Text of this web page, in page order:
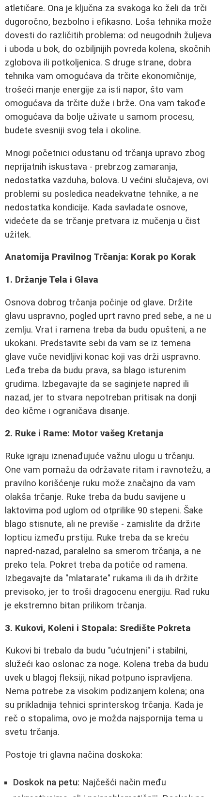
atletičare. Ona je ključna za svakoga ko želi da trči
dugoročno, bezbolno i efikasno. Loša tehnika može
dovesti do različitih problema: od neugodnih žuljeva
i uboda u bok, do ozbiljnijih povreda kolena, skočnih
zglobova ili potkoljenica. S druge strane, dobra
tehnika vam omogućava da trčite ekonomičnije,
trošeći manje energije za isti napor, što vam
omogućava da trčite duže i brže. Ona vam takođe
omogućava da bolje uživate u samom procesu,
budete svesniji svog tela i okoline.
Mnogi početnici odustanu od trčanja upravo zbog
neprijatnih iskustava - prebrzog zamaranja,
nedostatka vazduha, bolova. U većini slučajeva, ovi
problemi su posledica neadekvatne tehnike, a ne
nedostatka kondicije. Kada savladate osnove,
videćete da se trčanje pretvara iz mučenja u čist
užitek.
Anatomija Pravilnog Trčanja: Korak po Korak
1. Držanje Tela i Glava
Osnova dobrog trčanja počinje od glave. Držite
glavu uspravno, pogled uprt ravno pred sebe, a ne u
zemlju. Vrat i ramena treba da budu opušteni, a ne
ukokani. Predstavite sebi da vam se iz temena
glave vuče nevidljivi konac koji vas drži uspravno.
Leđa treba da budu prava, sa blago isturenim
grudima. Izbegavajte da se saginjete napred ili
nazad, jer to stvara nepotreban pritisak na donji
deo kičme i ograničava disanje.
2. Ruke i Rame: Motor vašeg Kretanja
Ruke igraju iznenađujuće važnu ulogu u trčanju.
One vam pomažu da održavate ritam i ravnotežu, a
pravilno korišćenje ruku može značajno da vam
olakša trčanje. Ruke treba da budu savijene u
laktovima pod uglom od otprilike 90 stepeni. Šake
blago stisnute, ali ne previše - zamislite da držite
lopticu između prstiju. Ruke treba da se kreću
napred-nazad, paralelno sa smerom trčanja, a ne
preko tela. Pokret treba da potiče od ramena.
Izbegavajte da "mlatarate" rukama ili da ih držite
previsoko, jer to troši dragocenu energiju. Rad ruku
je ekstremno bitan prilikom trčanja.
3. Kukovi, Koleni i Stopala: Središte Pokreta
Kukovi bi trebalo da budu "ućutnjeni" i stabilni,
služeći kao oslonac za noge. Kolena treba da budu
uvek u blagoj fleksiji, nikad potpuno ispravljena.
Nema potrebe za visokim podizanjem kolena; ona
su prikladnija tehnici sprinterskog trčanja. Kada je
reč o stopalima, ovo je možda najspornija tema u
svetu trčanja.
Postoje tri glavna načina doskoka:
Doskok na petu: Najčešći način među